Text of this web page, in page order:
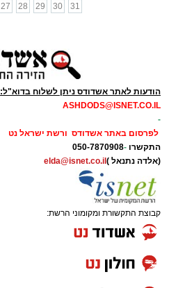
27 28 29 30 31
הודעות לאתר אשדודס ניתן לשלוח בדוא"ל:
ASHDODS@ISNET.CO.IL
-
לפרסום באתר אשדודס ורשת ישראל נט
התקשרו -
050-7870908
(אלדה נתנאל ) elda@isnet.co.il
קבוצת התקשורת ומקומוני הרשת: